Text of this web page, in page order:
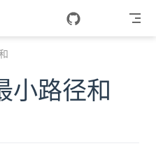
小路径和